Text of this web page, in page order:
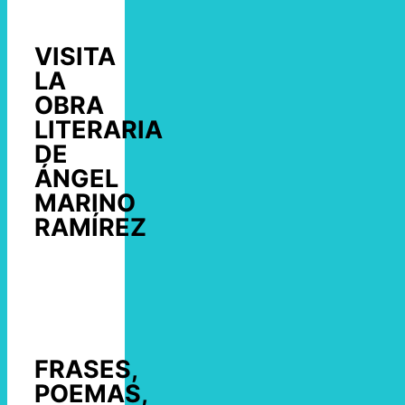
VISITA
LA
OBRA
LITERARIA
DE
ÁNGEL
MARINO
RAMÍREZ
FRASES,
POEMAS,